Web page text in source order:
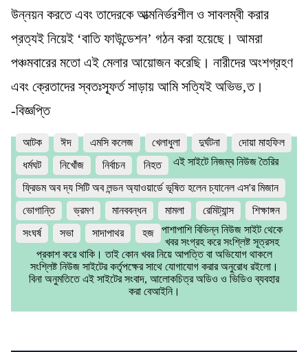
উন্নয়ন করতে এবং তাদেরকে আত্মনির্ভরশীল ও সাবলম্বী করার
প্রত্যই নিয়েই ‘বাতি ফাউন্ডেশন’ গঠন করা হয়েছে। আমরা
পঞ্চমবারের মতো এই মেলার আয়োজন করেছি। নারীদের অংশগ্রহণ
এবং ক্রেতাদের স্বতঃস্ফূর্ত সাড়ায় আমি সত্যিই অভিভ‚ত।
-বিজ্ঞপ্তি
আটক ঈদ এমসি কলেজ খেলাধুলা দুর্ঘটনা
দোয়া মাহফিল
ধর্মঘট
নিখোঁজ নির্বাচন
নিহত
ফ্রিডম অব দ্য সিটি অব লন্ডন অ্যাওয়ার্ডে ভূষিত হলেন চ্যানেল এস'র মিজান
ভোগান্তি
ভ্রমণ মানববন্ধন মামলা রেমিট্যান্স
শিক্ষাঙ্গন
সংঘর্ষ
সভা সাদাপাথর হজ
এই সাইটে নিজম্ব নিউজ তৈরির
পাশাপাশি বিভিন্ন নিউজ সাইট থেকে
খবর সংগ্রহ করে সংশ্লিষ্ট সূত্রসহ
প্রকাশ করে থাকি। তাই কোন খবর নিয়ে আপত্তি বা অভিযোগ থাকলে
সংশ্লিষ্ট নিউজ সাইটের কর্তৃপক্ষের সাথে যোগাযোগ করার অনুরোধ রইলো।
বিনা অনুমতিতে এই সাইটের সংবাদ, আলোকচিত্র অডিও ও ভিডিও ব্যবহার
করা বেআইনি।